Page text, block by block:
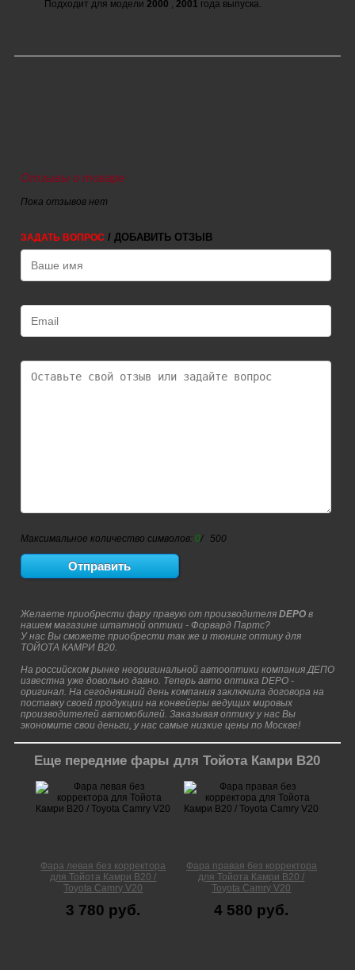
Подходит для модели 2000 , 2001 года выпуска.
Отзывы о товаре
Пока отзывов нет
ЗАДАТЬ ВОПРОС / ДОБАВИТЬ ОТЗЫВ
Максимальное количество символов: 0/ 500
Желаете приобрести фару правую от производителя DEPOв
нашем магазине штатной оптики - Форвард Партс?
У нас Вы сможете приобрести так же и тюнинг оптику для
ТОЙОТА КАМРИ В20.
На российском рынке неоригинальной автооптики компания ДЕПО
известна уже довольно давно. Теперь авто оптика DEPO -
оригинал. На сегодняшний день компания заключила договора на
поставку своей продукции на конвейеры ведущих мировых
производителей автомобилей. Заказывая оптику у нас Вы
экономите свои деньги, у нас самые низкие цены по Москве!
Еще передние фары для Тойота Камри В20
Фара левая без корректора
для Тойота Камри В20 /
Toyota Camry V20
3 780 руб.
Фара правая без корректора
для Тойота Камри В20 /
Toyota Camry V20
4 580 руб.